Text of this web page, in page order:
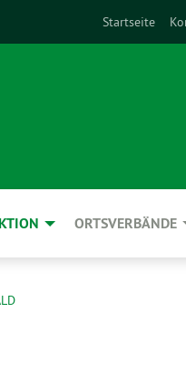
Startseite
ORTSVERBÄNDE